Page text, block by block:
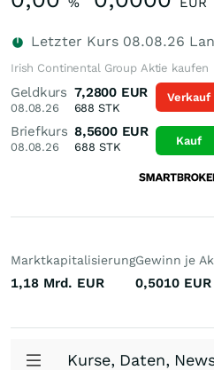
Letzter Kurs 08.08.26
Irish Continental Group Aktie kaufen
Geldkurs
08.08.26
7,2800 EUR
688 STK
Briefkurs
08.08.26
8,5600 EUR
688 STK
Verkauf
Kauf
Marktkapitalisierung
1,18 Mrd. EUR
Gewinn je
0,5010 EUR
Kurse, Daten,